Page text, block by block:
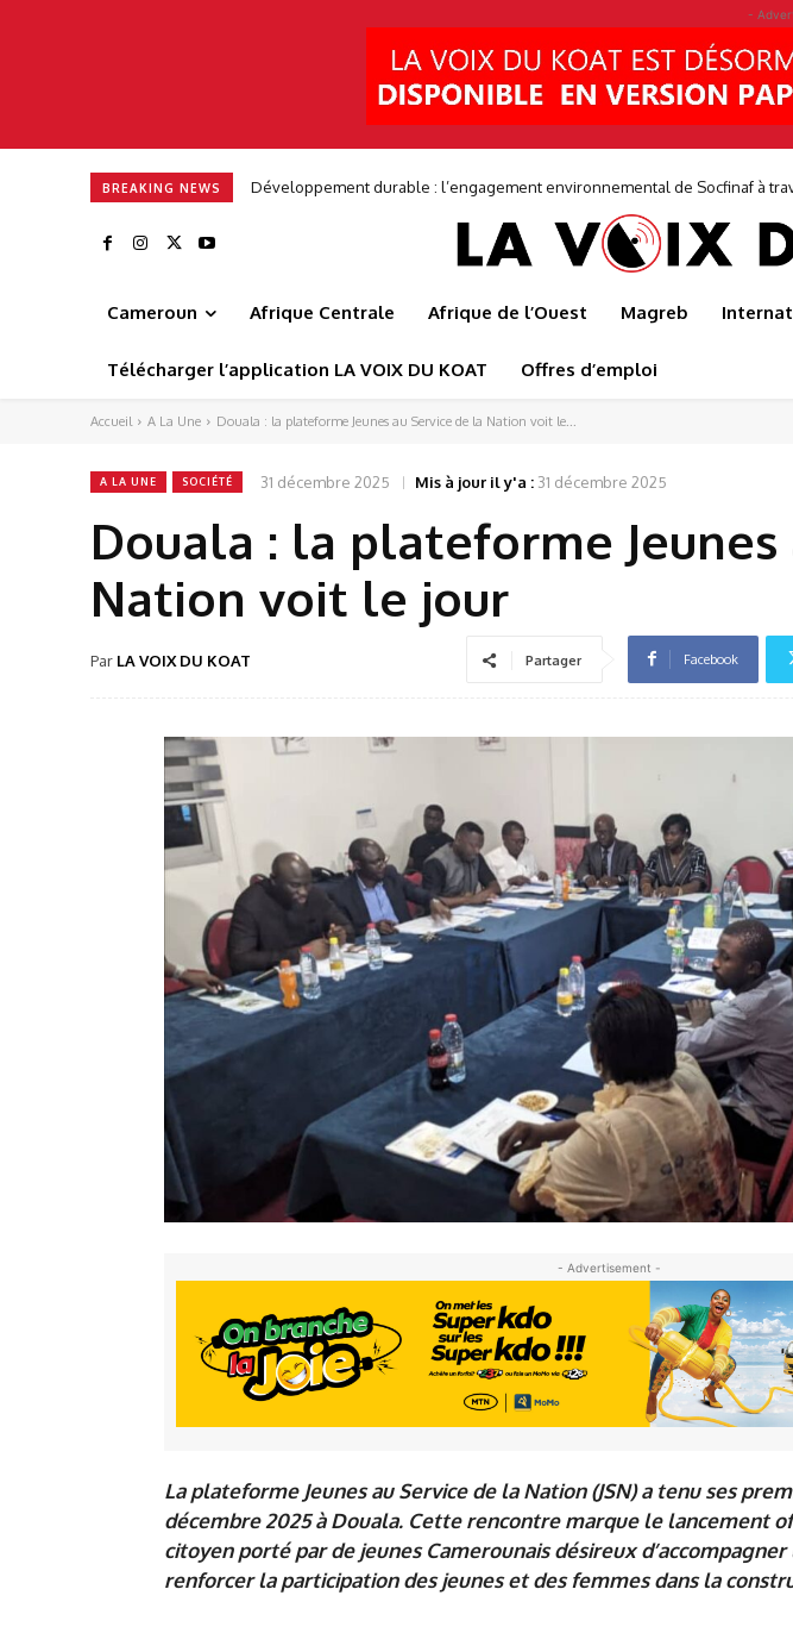
-
BREAKING NEWS Développement durable : l’engagement environnemental de Socfinaf à
Frédéric Augé : « Nous voulons bâtir une entreprise où les décisions
Cameroun Afrique Centrale Afrique de l’Ouest Magreb
Télécharger l’application LA VOIX DU KOAT Offres d’emploi
Accueil A La Une Douala : la plateforme Jeunes au Service de la Nation voit le...
A LA UNE SOCIÉTÉ 31 décembre 2025 Mis à jour il y'a : 31 décembre 2025
Douala : la plateforme Jeunes
Nation voit le jour
Par LA VOIX DU KOAT Partager Facebook
- Advertisement -
La plateforme Jeunes au Service de la Nation (JSN) a tenu ses
décembre 2025 à Douala. Cette rencontre marque le lancement
citoyen porté par de jeunes Camerounais désireux
renforcer la participation des jeunes et des femmes dans la